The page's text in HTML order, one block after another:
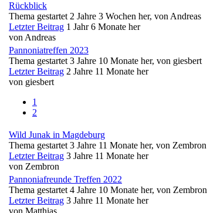
Rückblick
Thema gestartet 2 Jahre 3 Wochen her, von Andreas
Letzter Beitrag 1 Jahr 6 Monate her
von Andreas
Pannoniatreffen 2023
Thema gestartet 3 Jahre 10 Monate her, von giesbert
Letzter Beitrag 2 Jahre 11 Monate her
von giesbert
1
2
Wild Junak in Magdeburg
Thema gestartet 3 Jahre 11 Monate her, von Zembron
Letzter Beitrag 3 Jahre 11 Monate her
von Zembron
Pannoniafreunde Treffen 2022
Thema gestartet 4 Jahre 10 Monate her, von Zembron
Letzter Beitrag 3 Jahre 11 Monate her